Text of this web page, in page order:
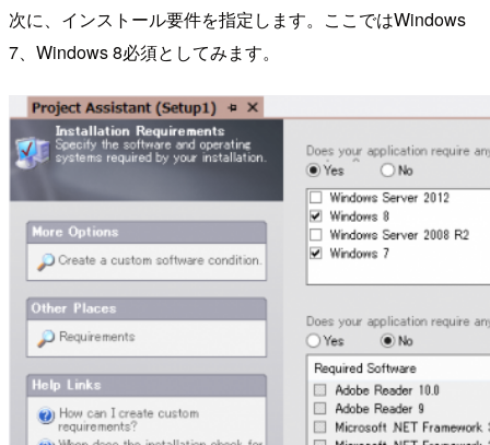
次に、インストール要件を指定します。ここではWindows
7、Windows 8必須としてみます。